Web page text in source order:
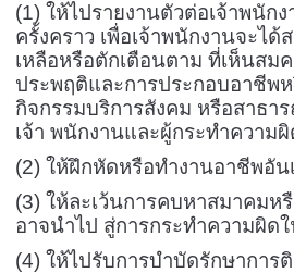
(1) ให้ไปรายงานตัวต่อเจ้าพนัก
ครั้งคราว เพื่อเจ้าพนักงานจะไ
เหลือหรือตักเตือนตาม ที่เห็นสมค
ประพฤติและการประกอบอาชีพ
กิจกรรมบริการสังคม หรือสาธ
เจ้า พนักงานและผู้กระทำความ
(2) ให้ฝึกหัดหรือทำงานอาชีพอั
(3) ให้ละเว้นการคบหาสมาคมห
อาจนำไป สู่การกระทำความผิด
(4) ให้ไปรับการบำบัดรักษาการ